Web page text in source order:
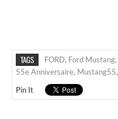
TAGS FORD, Ford Mustang,
55e Anniversaire, Mustang55,
Pin It